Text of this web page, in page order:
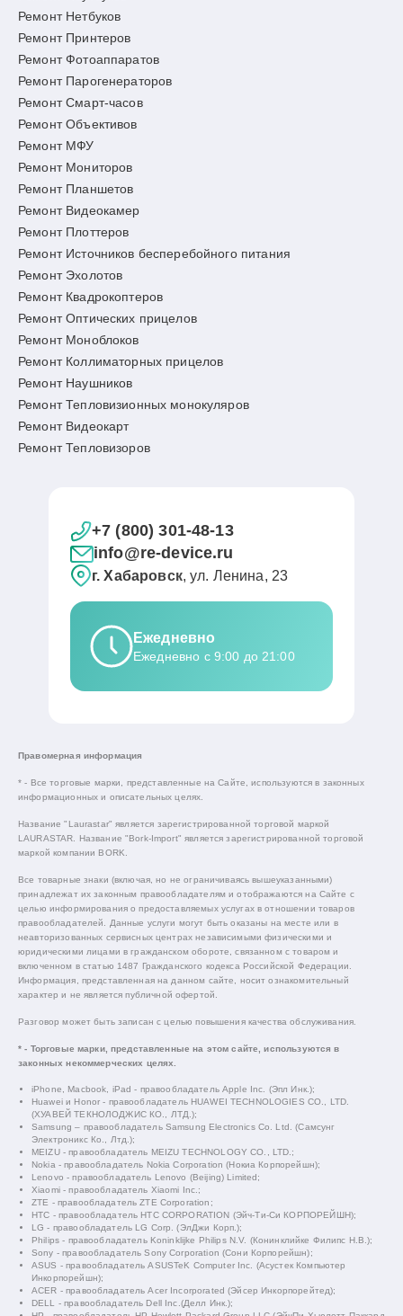
Ремонт Нетбуков
Ремонт Принтеров
Ремонт Фотоаппаратов
Ремонт Парогенераторов
Ремонт Смарт-часов
Ремонт Объективов
Ремонт МФУ
Ремонт Мониторов
Ремонт Планшетов
Ремонт Видеокамер
Ремонт Плоттеров
Ремонт Источников бесперебойного питания
Ремонт Эхолотов
Ремонт Квадрокоптеров
Ремонт Оптических прицелов
Ремонт Моноблоков
Ремонт Коллиматорных прицелов
Ремонт Наушников
Ремонт Тепловизионных монокуляров
Ремонт Видеокарт
Ремонт Тепловизоров
+7 (800) 301-48-13
info@re-device.ru
г. Хабаровск, ул. Ленина, 23
Ежедневно
Ежедневно с 9:00 до 21:00
Правомерная информация
* - Все торговые марки, представленные на Сайте, используются в законных
информационных и описательных целях.
Название "Laurastar" является зарегистрированной торговой маркой
LAURASTAR. Название "Bork-Import" является зарегистрированной торговой
маркой компании BORK.
Все товарные знаки (включая, но не ограничиваясь вышеуказанными)
принадлежат их законным правообладателям и отображаются на Сайте с
целью информирования о предоставляемых услугах в отношении товаров
правообладателей. Данные услуги могут быть оказаны на месте или в
неавторизованных сервисных центрах независимыми физическими и
юридическими лицами в гражданском обороте, связанном с товаром и
включенном в статью 1487 Гражданского кодекса Российской Федерации.
Информация, представленная на данном сайте, носит ознакомительный
характер и не является публичной офертой.
Разговор может быть записан с целью повышения качества обслуживания.
* - Торговые марки, представленные на этом сайте, используются в
законных некоммерческих целях.
iPhone, Macbook, iPad - правообладатель Apple Inc. (Эпл Инк.);
Huawei и Honor - правообладатель HUAWEI TECHNOLOGIES CO., LTD.
(ХУАВЕЙ ТЕКНОЛОДЖИС КО., ЛТД.);
Samsung – правообладатель Samsung Electronics Co. Ltd. (Самсунг
Электроникс Ко., Лтд.);
MEIZU - правообладатель MEIZU TECHNOLOGY CO., LTD.;
Nokia - правообладатель Nokia Corporation (Нокиа Корпорейшн);
Lenovo - правообладатель Lenovo (Beijing) Limited;
Xiaomi - правообладатель Xiaomi Inc.;
ZTE - правообладатель ZTE Corporation;
HTC - правообладатель HTC CORPORATION (Эйч-Ти-Си КОРПОРЕЙШН);
LG - правообладатель LG Corp. (ЭлДжи Корп.);
Philips - правообладатель Koninklijke Philips N.V. (Конинклийке Филипс Н.В.);
Sony - правообладатель Sony Corporation (Сони Корпорейшн);
ASUS - правообладатель ASUSTeK Computer Inc. (Асустек Компьютер
Инкорпорейшн);
ACER - правообладатель Acer Incorporated (Эйсер Инкорпорейтед);
DELL - правообладатель Dell Inc.(Делл Инк.);